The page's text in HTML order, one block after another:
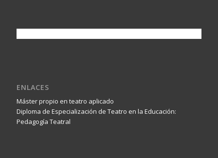
ENLACES
Máster propio en teatro aplicado
Diploma de Especialización de Teatro en la Educación:
Pedagogía Teatral